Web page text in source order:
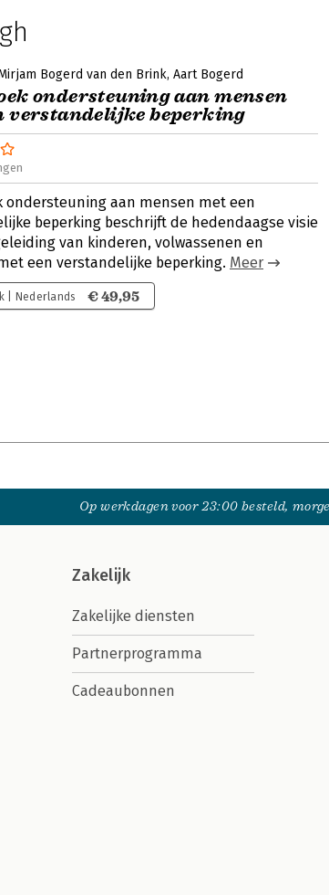
Bogerd van den Brink Aart Bogerd
ondersteuning aan mensen
verstandelijke beperking
ondersteuning aan mensen met een
beperking beschrijft de hedendaagse visie
van kinderen, volwassenen en
een verstandelijke beperking. Meer
| Nederlands € 49,95
Op werkdagen voor 23:00 besteld,
Zakelijk
Zakelijke diensten
Partnerprogramma
Cadeaubonnen